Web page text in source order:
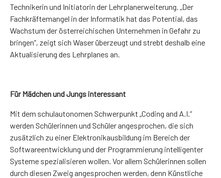
Technikerin und Initiatorin der Lehrplanerweiterung. „Der
Fachkräftemangel in der Informatik hat das Potential, das
Wachstum der österreichischen Unternehmen in Gefahr zu
bringen“, zeigt sich Waser überzeugt und strebt deshalb eine
Aktualisierung des Lehrplanes an.
Für Mädchen und Jungs interessant
Mit dem schulautonomen Schwerpunkt „Coding and A.I.“
werden Schülerinnen und Schüler angesprochen, die sich
zusätzlich zu einer Elektronikausbildung im Bereich der
Softwareentwicklung und der Programmierung intelligenter
Systeme spezialisieren wollen. Vor allem Schülerinnen sollen
durch diesen Zweig angesprochen werden, denn Künstliche